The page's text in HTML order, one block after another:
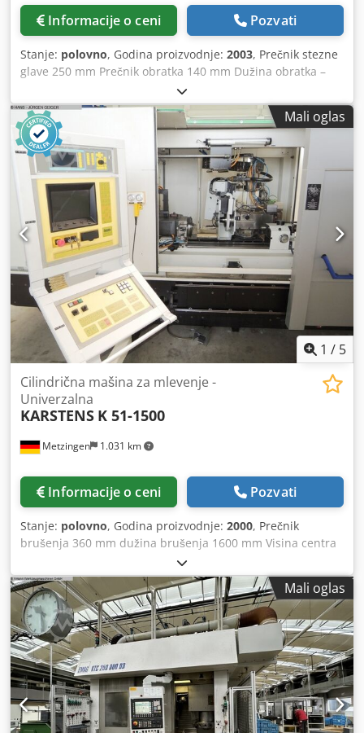
Informacije o ceni Pozvati
Stanje: polovno, Godina proizvodnje: 2003, Prečnik stezne
glave 250 mm Prečnik obratka 140 mm Dužina obratka –
maks. 700 mm Prečnik stezne glave 250 mm
Credpfxoydfpks Amvjf Prečnik obratka maks. 140 mm
Dužina obratka maks. 700 mm Snaga glavnog vretena (40%
radni ciklus) 38 kW Brzina glavnog vretena maks. 4.000
min-1 Brzina brzog hoda X / Z 30 / 40 m/min Nosilac alata:
3 x rotirajući držač alata sa do 11 pogonskih alata, odnosno
rotirajući držač za završnu obradu.
Mali oglas
1 / 5
Metzingen 1.031 km
Cilindrična mašina za mlevenje -
Univerzalna
KARSTENS K 51-1500
Informacije o ceni Pozvati
Stanje: polovno, Godina proizvodnje: 2000, Prečnik
brušenja 360 mm dužina brušenja 1600 mm Visina centra
180 mm Unutrašnji prečnik 0 mm Dubina brušenja 0 mm
Prečnik obima 0 mm Ukupna potreba za napajanjem 40 kV
Težina mašine cca. 10000 kg Zahtevi za prostor cca. m K A
R S T E N S Universal - " CNC " – spoljna cilindrična,
unutrašnja i površinska brusilica sa opcijom brušenja sa
više ivica, - neokruglim, - poligonskim i - navojnim
brušenjem BWO CNC – Tip kontrole 900 C, Tip K 51 - 1500
Godina proizvodnje 2000 Fabrika br. 99 033 _____ Visina
centra 180 mm Širina centra / dužina brušenja 1.700/1.600
mm Mak. težina radnog predmeta između vrhova 250 kg
Mali oglas